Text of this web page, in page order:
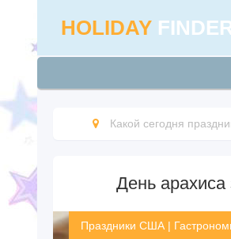
HOLIDAY
Какой сегодня
День
Праздники США |